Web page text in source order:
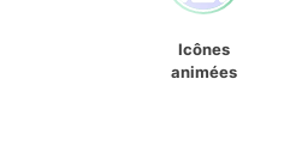
Icônes
animées